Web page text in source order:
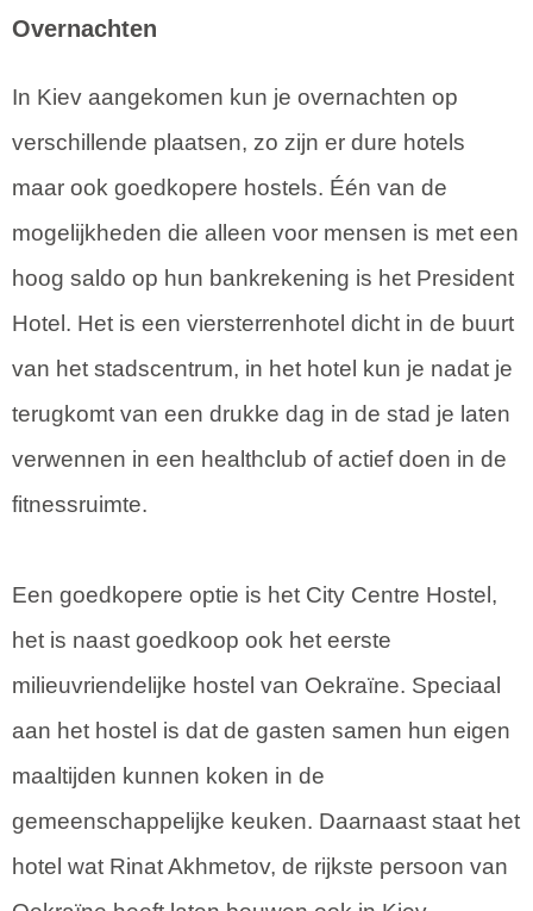
Overnachten
In Kiev aangekomen kun je overnachten op
verschillende plaatsen, zo zijn er dure hotels
maar ook goedkopere hostels. Één van de
mogelijkheden die alleen voor mensen is met een
hoog saldo op hun bankrekening is het President
Hotel. Het is een viersterrenhotel dicht in de buurt
van het stadscentrum, in het hotel kun je nadat je
terugkomt van een drukke dag in de stad je laten
verwennen in een healthclub of actief doen in de
fitnessruimte.
Een goedkopere optie is het City Centre Hostel,
het is naast goedkoop ook het eerste
milieuvriendelijke hostel van Oekraïne. Speciaal
aan het hostel is dat de gasten samen hun eigen
maaltijden kunnen koken in de
gemeenschappelijke keuken. Daarnaast staat het
hotel wat Rinat Akhmetov, de rijkste persoon van